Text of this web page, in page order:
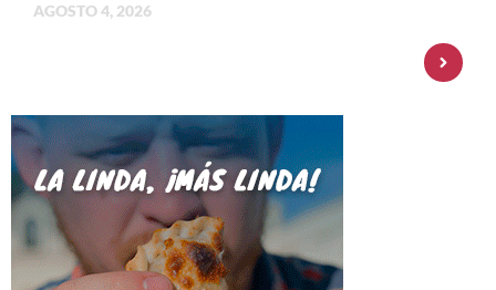
AGOSTO 4, 2026